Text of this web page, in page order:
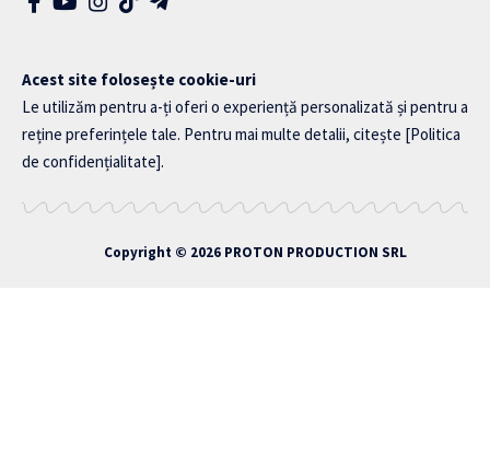
Acest site folosește cookie-uri
Le utilizăm pentru a-ți oferi o experiență personalizată și pentru a
reține preferințele tale. Pentru mai multe detalii, citește [Politica
de confidențialitate].
Copyright © 2026 PROTON PRODUCTION SRL